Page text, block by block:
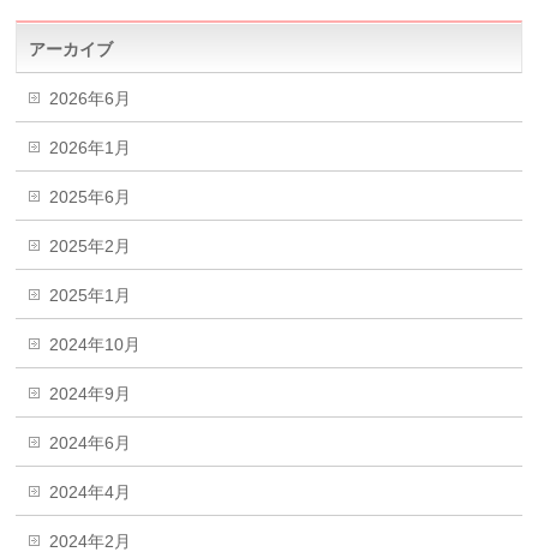
アーカイブ
2026年6月
2026年1月
2025年6月
2025年2月
2025年1月
2024年10月
2024年9月
2024年6月
2024年4月
2024年2月